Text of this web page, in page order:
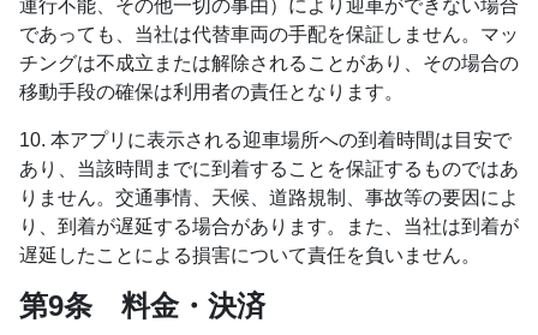
運行不能、その他一切の事由）により迎車ができない場合
であっても、当社は代替車両の手配を保証しません。マッ
チングは不成立または解除されることがあり、その場合の
移動手段の確保は利用者の責任となります。
10. 本アプリに表示される迎車場所への到着時間は目安で
あり、当該時間までに到着することを保証するものではあ
りません。交通事情、天候、道路規制、事故等の要因によ
り、到着が遅延する場合があります。また、当社は到着が
遅延したことによる損害について責任を負いません。
第9条 料金・決済